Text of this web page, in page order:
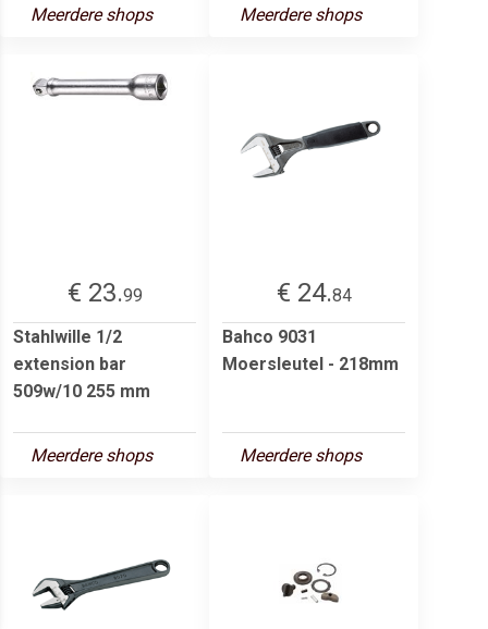
Meerdere shops
Meerdere shops
€ 23.99
Stahlwille 1/2
extension bar
509w/10 255 mm
Meerdere shops
€ 24.84
Bahco 9031
Moersleutel - 218mm
Meerdere shops